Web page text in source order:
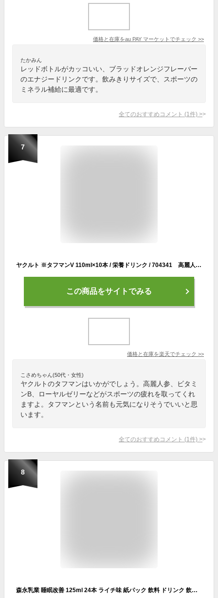
価格と在庫をau PAY マーケット でチェック >>
たかみん
レッドボトルがカッコいい、ブラッドオレンジフレーバー
のエナジードリンクです。飲みきりサイズで、スポーツの
ミネラル補給に最適です。
全てのおすすめコメント (1 件) >
7
ヤクルト ※タフマンV 110ml×10本 / 栄養ドリンク / 704341 高麗人参エキス、ビタミンB 疲れ 癒し
この商品をサイトでみる
価格と在庫を楽天でチェック >>
こさめちゃん(50代・女性)
ヤクルトのタフマンはいかがでしょう。高麗人参、ビタミ
ンB、ローヤルゼリーなどがスポーツの疲れを取ってくれ
ますよ。タフマンという名前も元気になりそうでいいと思
います。
全てのおすすめコメント (1 件) >
8
森永乳業 睡眠改善 125ml 24本 ライチ味 紙パック 飲料 ドリンク 飲み物 常温保存 カロリーゼロ 糖類ゼロ 機能性表示食品 起床時の疲労感を軽減